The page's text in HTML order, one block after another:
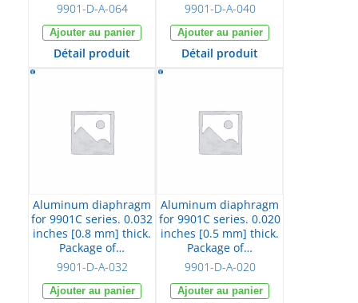
9901-D-A-064
Ajouter au panier
Détail produit
9901-D-A-040
Ajouter au panier
Détail produit
Aluminum diaphragm
for 9901C series. 0.032
inches [0.8 mm] thick.
Package of…
9901-D-A-032
Ajouter au panier
Aluminum diaphragm
for 9901C series. 0.020
inches [0.5 mm] thick.
Package of…
9901-D-A-020
Ajouter au panier